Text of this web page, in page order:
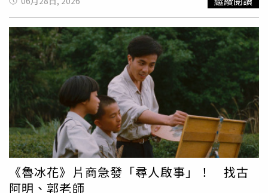
括楊梅區上湖里、中山里、大平里、東流里、梅新里、永寧
里、秀才里、紅梅里、裕成里、裕新里及頭湖里等地，主因
為漏水修復作業。【台中市】台中市共有2處停水公告。豐
原區因台電設備異常停電，自6月28日下午6時6分至29日凌
晨2時停水，影響水源路、牛城農路及 長壽路。另中區將於
29日上午8時30分至下午5時30分，配合管線汰換工程辦理
停水，影響光復路、大誠街、公園路、三民路二段及周邊巷
弄，施工仍將視天候狀況調整。【彰化縣】彰化縣停水時間
為6月29日上午8時至下午5時，共9小時。停水範圍包括福
興鄉鹿興路，以及鹿港鎮平和路、思源路、新生街、正義
街、鹿東路及鹿興路等地，主因為汰換管線工程。【雲林
縣】雲林縣共有2處停水公告。其中，中山路110巷及民權
路11巷將於6月29日上午8時至下午6時停水10小時，辦理管
析了5203名80歲以上的長者持續20年之久；研究將對象分
為1459名百歲人瑞，以及3744名未達百歲的對照組。結果
顯示，問題核心在於「動物性蛋白質的攝取量是否足夠」，
若素食者平時有攝取魚、蛋或乳製品，與肉食者的壽命差距
便不顯著。研究進一步發現，「體重」是影響
長壽
的關鍵因
子，在體重偏輕的族群中，吃肉者活到百歲的機率比素食者
高出44%，而體重正常或偏重者的差距則相對縮小。專家解
釋，高齡者最核心的健康威脅之一是「肌肉流失」，這不僅
會導致體力退步，更會引發免疫力下降、代謝失調與跌倒風
險。要維持肌肉量，就必須仰賴足夠的蛋白質，而動物性蛋
白質含有人體必需胺基酸，且其吸收效率在老化腸胃中遠優
於植物蛋白。相較之下，日本厚生勞動省的統計數據則反映
了高齡者的現實困境，日本人在80歲之後的肉類攝取量，竟
《魯冰花》片商急發「尋人啟事」！ 找古
阿明、郭老師